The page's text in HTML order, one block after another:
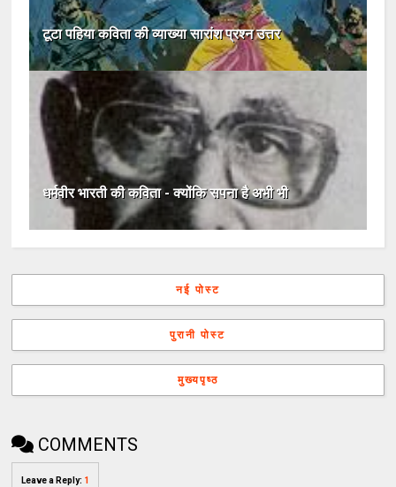
टूटा पहिया कविता की व्याख्या सारांश प्रश्न उत्तर
धर्मवीर भारती की कविता - क्योंकि सपना है अभी भी
नई पोस्ट
पुरानी पोस्ट
मुख्यपृष्ठ
COMMENTS
Leave a Reply: 1